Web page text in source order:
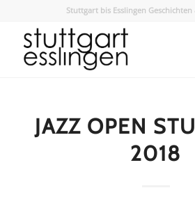
Stuttgart bis Esslingen
JAZZ OPEN
2018